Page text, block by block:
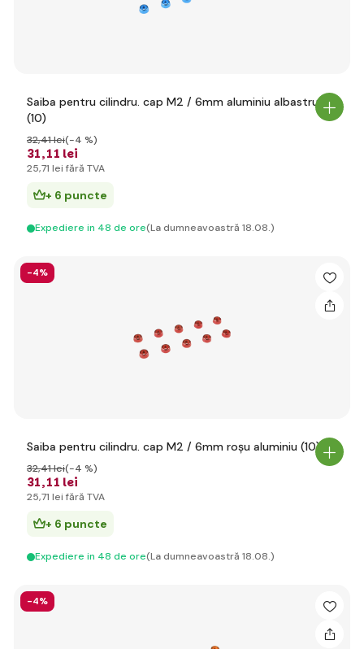
Saiba pentru cilindru. cap M2 / 6mm aluminiu albastru
(10)
31,11 lei
32,41 lei(-4 %)
25,71 lei fără TVA
+ 6 puncte
Expediere in 48 de ore(La dumneavoastră 18.08.)
-4%
Saiba pentru cilindru. cap M2 / 6mm roșu aluminiu (10)
31,11 lei
32,41 lei(-4 %)
25,71 lei fără TVA
+ 6 puncte
Expediere in 48 de ore(La dumneavoastră 18.08.)
-4%